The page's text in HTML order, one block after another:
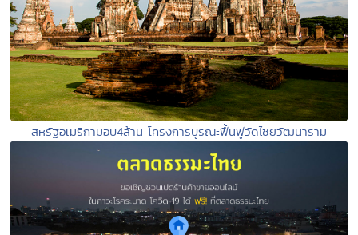
สหรัฐอเมริกามอบ4ล้าน โครงการบูรณะฟื้นฟูวัดไชยวัฒนาราม